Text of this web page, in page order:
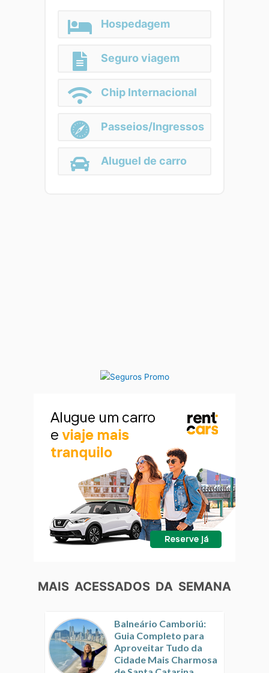
Hospedagem
Seguro viagem
Chip Internacional
Passeios/Ingressos
Aluguel de carro
MAIS ACESSADOS DA SEMANA
Balneário Camboriú:
Guia Completo para
Aproveitar Tudo da
Cidade Mais Charmosa